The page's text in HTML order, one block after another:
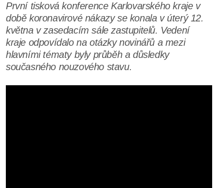
První tisková konference Karlovarského kraje v
době koronavirové nákazy se konala v úterý 12.
května v zasedacím sále zastupitelů. Vedení
kraje odpovídalo na otázky novinářů a mezi
hlavními tématy byly průběh a důsledky
současného nouzového stavu.